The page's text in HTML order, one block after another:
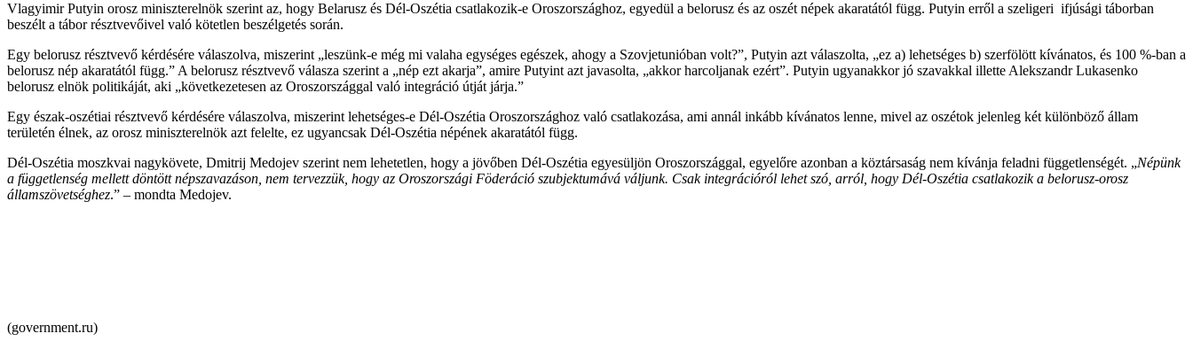
Vlagyimir Putyin orosz miniszterelnök szerint az, hogy Belarusz és Dél-Oszétia csatlakozik-e Oroszországhoz, egyedül a belorusz és az oszét népek akaratától függ. Putyin erről a szeligeri ifjúsági táborban
beszélt a tábor résztvevőivel való kötetlen beszélgetés során.
Egy belorusz résztvevő kérdésére válaszolva, miszerint „leszünk-e még mi valaha egységes egészek, ahogy a Szovjetunióban volt?”, Putyin azt válaszolta, „ez a) lehetséges b) szerfölött kívánatos, és 100 %-ban a
belorusz nép akaratától függ.” A belorusz résztvevő válasza szerint a „nép ezt akarja”, amire Putyint azt javasolta, „akkor harcoljanak ezért”. Putyin ugyanakkor jó szavakkal illette Alekszandr Lukasenko
belorusz elnök politikáját, aki „következetesen az Oroszországgal való integráció útját járja.”
Egy észak-oszétiai résztvevő kérdésére válaszolva, miszerint lehetséges-e Dél-Oszétia Oroszországhoz való csatlakozása, ami annál inkább kívánatos lenne, mivel az oszétok jelenleg két különböző állam
területén élnek, az orosz miniszterelnök azt felelte, ez ugyancsak Dél-Oszétia népének akaratától függ.
Dél-Oszétia moszkvai nagykövete, Dmitrij Medojev szerint nem lehetetlen, hogy a jövőben Dél-Oszétia egyesüljön Oroszországgal, egyelőre azonban a köztársaság nem kívánja feladni függetlenségét. „Népünk
a függetlenség mellett döntött népszavazáson, nem tervezzük, hogy az Oroszországi Föderáció szubjektumává váljunk. Csak integrációról lehet szó, arról, hogy Dél-Oszétia csatlakozik a belorusz-orosz
államszövetséghez.” – mondta Medojev.
(government.ru)